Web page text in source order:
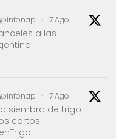
@infonap · 7 Ago
a las
@infonap · 7 Ago
siembra de trigo
cortos